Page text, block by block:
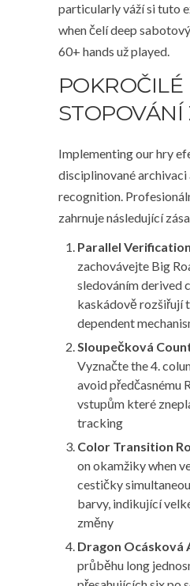
particularly váží si tuto
when čelí deep
60+ hands už played.
POKROČILÉ
Implementing our hry
disciplinované
recognition.
zahrnuje následující
Parallel Verification
zachovávejte Big
sledováním derived
kaskádově rozšiřují
dependent
Sloupečková
Vyznačte the 4.
avoid předčasnému
vstupům které
tracking
Color Transition
on okamžiky when
cestičky
barvy, indikující
změny
Dragon Ocásková
průběhu long